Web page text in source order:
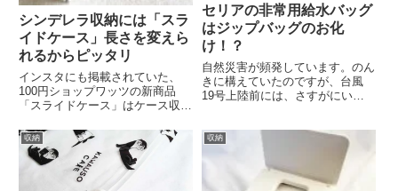
シンデレラ収納には「スラ
イドケース」長さを変えら
れるからピッタリ
インスタにも掲載されていた、
100円ショップワッツの新商品
「スライドケース」はケース収納
ライドケースワッツのインスタに
よると、スライドケースは3種
類。スライドケーススクエアホワ
イトスライドケースロングホワイ
セリアの非常用給水バッグ
はジップバッグのお化
け！？
自然災害が頻発しています。のん
きに構えていたのですが、台風
19号上陸前には、さすがにいろ
るなぁと思ったのが、今回ご紹介
するセリアの給水バッグです。セ
リアの「非常用給水バッグ」たぶ
収納 収納